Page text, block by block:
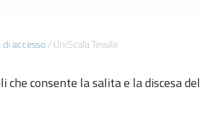
accesso/UniScala Tessile
che consente la salita e la discesa